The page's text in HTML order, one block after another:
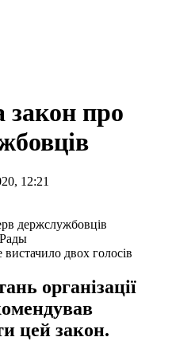
закон про
12:21
двох голосів
організації
цей закон.